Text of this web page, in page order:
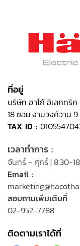
ที่อยู่
บริษัท ฮาโก้ อิเลคทริ
18 ซอย งามวงศ์วาน
TAX ID :
เวลาทำการ :
จันทร์ - ศุกร์ | 8.30-
Email :
สอบถามเพิ่มเติมที่
02-952-7788
ติดตามเราได้ที่